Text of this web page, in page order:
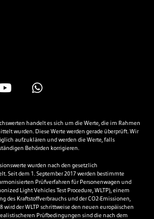
handelt es sich um die Werte, die im Rahmen
wurden. Diese Werte werden gerade überprüft. Wir
aufzuklären und werden die Werte, falls
Behörden korrigieren.
wurden nach den gesetzlich
Seit dem 1. September 2017 werden bestimmte
Prüfverfahren für Personenwagen und
Light Vehicles Test Procedure, WLTP), einem
des Kraftstoffverbrauchs und der CO2-Emissionen,
wird der WLTP schrittweise den neuen europäischen
Prüfbedingungen sind die nach dem